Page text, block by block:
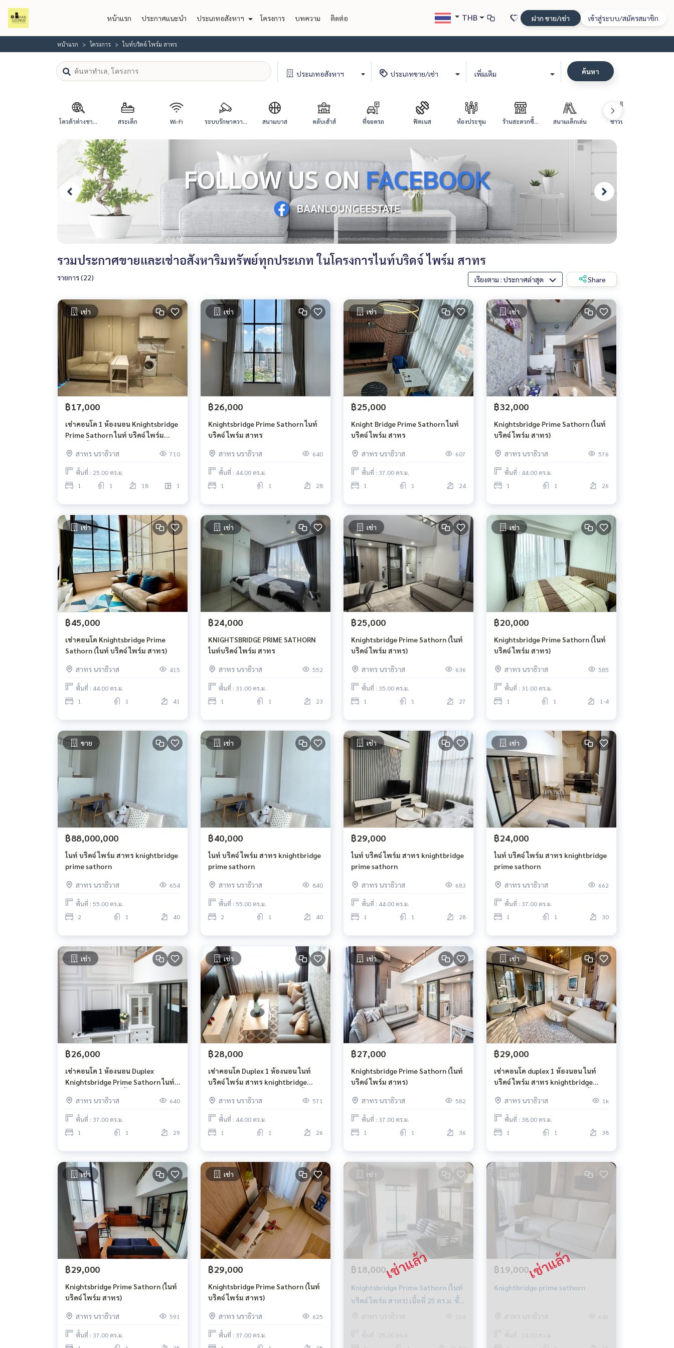
หน้าแรก ประกาศแนะนำ ประเภทอสังหาฯ โครงการ บทความ ติดต่อ THB ฝาก ขาย/เช่า เข้าสู่ระบบ/สมัครสมาชิก
หน้าแรก โครงการ ไนท์บริดจ์ ไพร์ม สาทร
ประเภทอสังหาฯ ประเภทขาย/เช่า เพิ่มเติม ค้นหา
โควต้าต่างชา... สระเด็ก Wi-Fi ระบบรักษาควา... สนามบาส คลับเฮ้าส์ ที่จอดรถ ฟิตเนส ห้องประชุม ร้านสะดวกซื้... สนามเด็กเล่น ซาวน่า
รวมประกาศขายและเช่าอสังหาริมทรัพย์ทุกประเภท ในโครงการไนท์บริดจ์ ไพร์ม สาทร
รายการ (22) เรียงตาม : ประกาศล่าสุด Share
เช่า
฿17,000
เช่าคอนโด 1 ห้องนอน Knightsbridge
Prime Sathorn ไนท์ บริดจ์ ไพร์ม
นนทรีสาทร นราธิวาส 710
พื้นที่ : 25.00 ตร.ม.
1
1 18 1
เช่า
฿26,000
Knightsbridge Prime Sathorn ไนท์
บริดจ์ ไพร์ม สาทร
สาทร นราธิวาส 640
พื้นที่ : 44.00 ตร.ม.
1
1 28
เช่า
฿25,000
Knight Bridge Prime Sathorn ไนท์
บริดจ์ ไพร์ม สาทร
สาทร นราธิวาส 607
พื้นที่ : 37.00 ตร.ม.
1
1 24
เช่า
฿32,000
Knightsbridge Prime Sathorn (ไนท์
บริดจ์ ไพร์ม สาทร)
สาทร นราธิวาส 576
พื้นที่ : 44.00 ตร.ม.
1
1 26
เช่า
฿45,000
เช่าคอนโด Knightsbridge Prime
Sathorn (ไนท์ บริดจ์ ไพร์ม สาทร)
สาทร นราธิวาส 415
พื้นที่ : 44.00 ตร.ม.
1
1 41
เช่า
฿24,000
KNIGHTSBRIDGE PRIME SATHORN
ไนท์บริดจ์ ไพร์ม สาทร
สาทร นราธิวาส 552
พื้นที่ : 31.00 ตร.ม.
1
1 23
เช่า
฿25,000
Knightsbridge Prime Sathorn (ไนท์
บริดจ์ ไพร์ม สาทร)
สาทร นราธิวาส 636
พื้นที่ : 35.00 ตร.ม.
1
1 27
เช่า
฿20,000
Knightsbridge Prime Sathorn (ไนท์
บริดจ์ ไพร์ม สาทร)
สาทร นราธิวาส 585
พื้นที่ : 31.00 ตร.ม.
1
1 1-4
ขาย
฿88,000,000
ไนท์ บริดจ์ ไพร์ม สาทร knightbridge
prime sathorn
สาทร นราธิวาส 654
พื้นที่ : 55.00 ตร.ม.
2
1 40
เช่า
฿40,000
ไนท์ บริดจ์ ไพร์ม สาทร knightbridge
prime sathorn
สาทร นราธิวาส 840
พื้นที่ : 55.00 ตร.ม.
2
1 40
เช่า
฿29,000
ไนท์ บริดจ์ ไพร์ม สาทร knightbridge
prime sathorn
สาทร นราธิวาส 683
พื้นที่ : 44.00 ตร.ม.
1
1 28
เช่า
฿24,000
ไนท์ บริดจ์ ไพร์ม สาทร knightbridge
prime sathorn
สาทร นราธิวาส 662
พื้นที่ : 37.00 ตร.ม.
1
1 30
เช่า
฿26,000
เช่าคอนโด 1 ห้องนอน Duplex
Knightsbridge Prime Sathorn ไนท์
ตรม BTS ช่องนนทรี
สาทร นราธิวาส 640
พื้นที่ : 37.00 ตร.ม.
1
1 29
เช่า
฿28,000
เช่าคอนโด Duplex 1 ห้องนอน ไนท์
บริดจ์ ไพร์ม สาทร knightbridge
สาทร นราธิวาส
571
พื้นที่ : 44.00 ตร.ม.
1
1 26
เช่า
฿27,000
Knightsbridge Prime Sathorn (ไนท์
บริดจ์ ไพร์ม สาทร)
สาทร นราธิวาส 582
พื้นที่ : 37.00 ตร.ม.
1
1 36
เช่า
฿29,000
เช่าคอนโด duplex 1 ห้องนอน ไนท์
บริดจ์ ไพร์ม สาทร knightbridge
วิวตึกมหานคร
สาทร นราธิวาส 1k
พื้นที่ : 38.00 ตร.ม.
1
1 38
เช่า
฿29,000
Knightsbridge Prime Sathorn (ไนท์
บริดจ์ ไพร์ม สาทร)
สาทร นราธิวาส 591
พื้นที่ : 37.00 ตร.ม.
เช่า
฿29,000
Knightsbridge Prime Sathorn (ไนท์
บริดจ์ ไพร์ม สาทร)
สาทร นราธิวาส 625
พื้นที่ : 37.00 ตร.ม.
เช่า
฿18,000
Knightsbridge Prime Sathorn (ไนท์
บริดจ์ ไพร์ม สาทร) เนื้อที่ 25 ตร.ม. ชั้น
22 1 ห้องนอน
สาทร นราธิวาส 266
พื้นที่ : 25.00 ตร.ม.
เช่า
฿19,000
Knightbridge prime sathorn
สาทร นราธิวาส 646
พื้นที่ : 24.00 ตร.ม.